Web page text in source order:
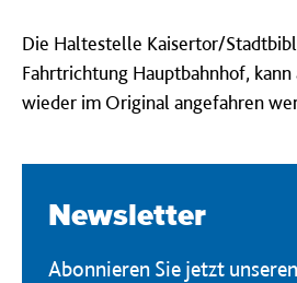
Die Haltestelle Kaisertor/
Fahrtrichtung Hauptbahnhof, kann
wieder im Original angefahren
Newsletter
Abonnieren Sie jetzt